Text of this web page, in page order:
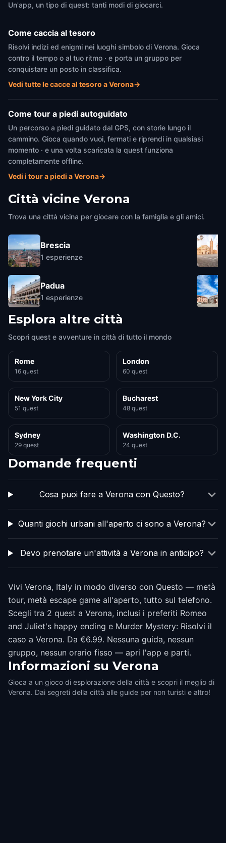
Un'app, un tipo di quest: tanti modi di giocarci.
Come caccia al tesoro
Risolvi indizi ed enigmi nei luoghi simbolo di Verona. Gioca
contro il tempo o al tuo ritmo · e porta un gruppo per
conquistare un posto in classifica.
Vedi tutte le cacce al tesoro a Verona→
Come tour a piedi autoguidato
Un percorso a piedi guidato dal GPS, con storie lungo il
cammino. Gioca quando vuoi, fermati e riprendi in qualsiasi
momento · e una volta scaricata la quest funziona
completamente offline.
Vedi i tour a piedi a Verona→
Città vicine Verona
Trova una città vicina per giocare con la famiglia e gli amici.
Brescia
1 esperienze
Padua
1 esperienze
Esplora altre città
Scopri quest e avventure in città di tutto il mondo
Rome
16 quest
London
60 quest
New York City
51 quest
Bucharest
48 quest
Sydney
29 quest
Washington D.C.
24 quest
Domande frequenti
Cosa puoi fare a Verona con Questo?
Quanti giochi urbani all'aperto ci sono a Verona?
Devo prenotare un'attività a Verona in anticipo?
Vivi Verona, Italy in modo diverso con Questo — metà
tour, metà escape game all'aperto, tutto sul telefono.
Scegli tra 2 quest a Verona, inclusi i preferiti Romeo
and Juliet's happy ending e Murder Mystery: Risolvi il
caso a Verona. Da €6.99. Nessuna guida, nessun
gruppo, nessun orario fisso — apri l'app e parti.
Informazioni su Verona
Gioca a un gioco di esplorazione della città e scopri il meglio di
Verona. Dai segreti della città alle guide per non turisti e altro!